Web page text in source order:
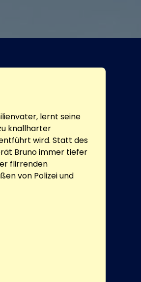
lernt seine
knallharter
wird. Statt des
Bruno immer tiefer
flirrenden
von Polizei und